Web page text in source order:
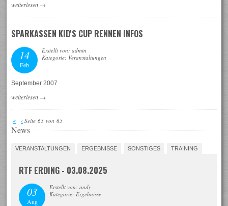
weiterlesen →
SPARKASSEN KID'S CUP RENNEN INFOS
14
Feb
Erstellt von: admin
Kategorie: Veranstaltungen
September 2007
weiterlesen →
« ‹ Seite 65 von 65
News
VERANSTALTUNGEN ERGEBNISSE SONSTIGES TRAINING
RTF ERDING - 03.08.2025
03
Aug
Erstellt von: andy
Kategorie: Ergebnisse